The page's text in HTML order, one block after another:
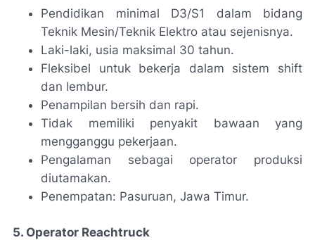
Pendidikan minimal D3/S1 dalam bidang
Teknik Mesin/Teknik Elektro atau sejenisnya.
Laki-laki, usia maksimal 30 tahun.
Fleksibel untuk bekerja dalam sistem shift
dan lembur.
Penampilan bersih dan rapi.
Tidak memiliki penyakit bawaan yang
mengganggu pekerjaan.
Pengalaman sebagai operator produksi
diutamakan.
Penempatan: Pasuruan, Jawa Timur.
5. Operator Reachtruck